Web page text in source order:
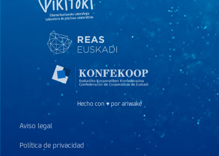
Hecho con ♥ por ariwake
Aviso legal
Política de privacidad